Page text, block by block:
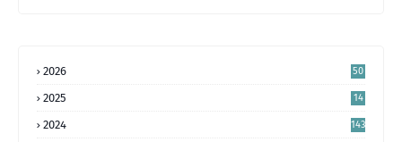
2026 50
2025
14
2024 143